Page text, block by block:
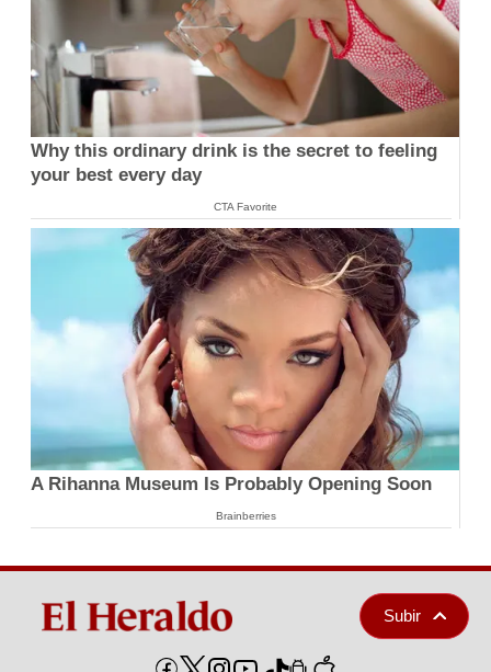
Why this ordinary drink is the secret to feeling
your best every day
CTA Favorite
A Rihanna Museum Is Probably Opening Soon
Brainberries
Subir